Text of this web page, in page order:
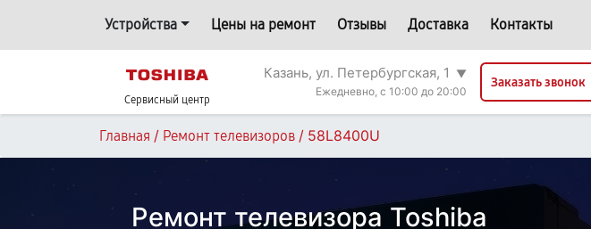
Устройства Цены на ремонт Отзывы Доставка Контакты
Сервисный центр
Казань, ул. Петербургская, 1
▼
Ежедневно, с 10:00 до 20:00
Заказать звонок
Главная / Ремонт телевизоров / 58L8400U
Ремонт телевизора Toshiba